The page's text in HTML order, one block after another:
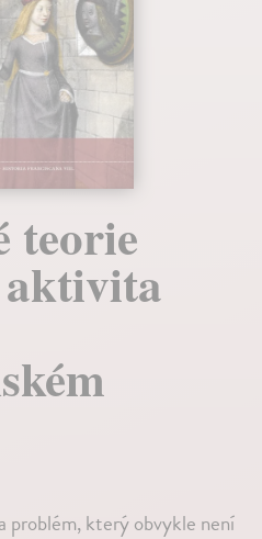
teorie
problém, který obvykle není